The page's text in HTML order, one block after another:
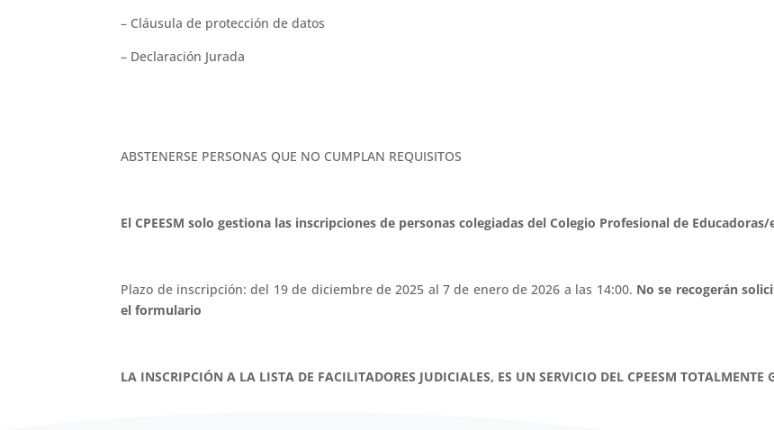
– Cláusula de protección de datos
– Declaración Jurada
ABSTENERSE PERSONAS QUE NO CUMPLAN REQUISITOS
El CPEESM solo gestiona las inscripciones de personas colegiadas del Colegio Profesional de
Plazo de inscripción: del 19 de diciembre de 2025 al 7 de enero de 2026 a las 14:00. No se recogerán
el formulario
LA INSCRIPCIÓN A LA LISTA DE FACILITADORES JUDICIALES, ES UN SERVICIO DEL CPEESM TOTALMENTE